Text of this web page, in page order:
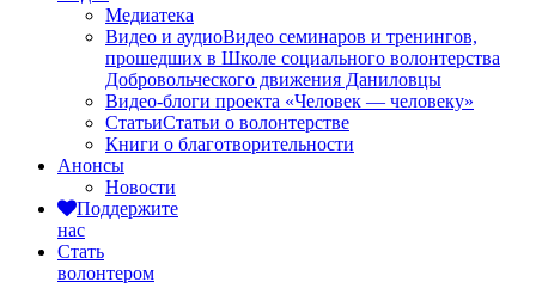
Медиатека
Видео и аудиоВидео семинаров и тренингов,
прошедших в Школе социального волонтерства
Добровольческого движения Даниловцы
Видео-блоги проекта «Человек — человеку»
СтатьиСтатьи о волонтерстве
Книги о благотворительности
Анонсы
Новости
Поддержите
нас
Стать
волонтером